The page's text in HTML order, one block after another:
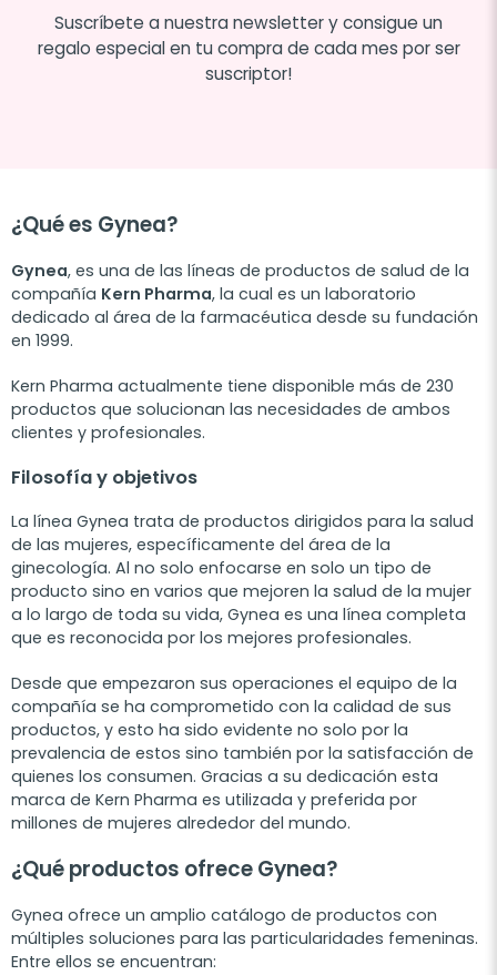
Suscríbete a nuestra newsletter y consigue un
regalo especial en tu compra de cada mes por ser
suscriptor!
¿Qué es Gynea?
Gynea, es una de las líneas de productos de salud de la
compañía Kern Pharma, la cual es un laboratorio
dedicado al área de la farmacéutica desde su fundación
en 1999.
Kern Pharma actualmente tiene disponible más de 230
productos que solucionan las necesidades de ambos
clientes y profesionales.
Filosofía y objetivos
La línea Gynea trata de productos dirigidos para la salud
de las mujeres, específicamente del área de la
ginecología. Al no solo enfocarse en solo un tipo de
producto sino en varios que mejoren la salud de la mujer
a lo largo de toda su vida, Gynea es una línea completa
que es reconocida por los mejores profesionales.
Desde que empezaron sus operaciones el equipo de la
compañía se ha comprometido con la calidad de sus
productos, y esto ha sido evidente no solo por la
prevalencia de estos sino también por la satisfacción de
quienes los consumen. Gracias a su dedicación esta
marca de Kern Pharma es utilizada y preferida por
millones de mujeres alrededor del mundo.
¿Qué productos ofrece Gynea?
Gynea ofrece un amplio catálogo de productos con
múltiples soluciones para las particularidades femeninas.
Entre ellos se encuentran: